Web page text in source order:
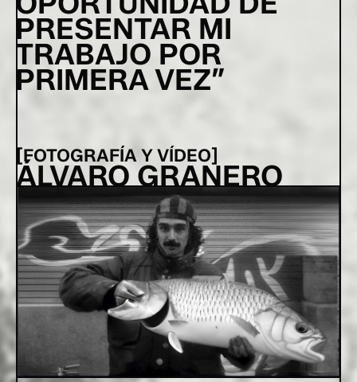
PRESENTAR MI
TRABAJO POR
PRIMERA VEZ
[FOTOGRAFÍA Y VÍDEO]
ÁLVARO GRANERO